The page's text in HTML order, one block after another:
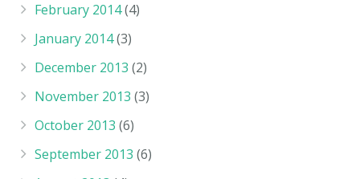
February 2014(4)
January 2014(3)
December 2013 (2)
November 2013 (3)
October 2013 (6)
September 2013 (6)